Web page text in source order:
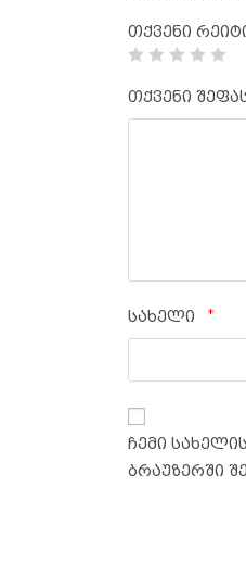
თქვენი
თქვენი
სახელი *
ჩემი
ბრაუზერში